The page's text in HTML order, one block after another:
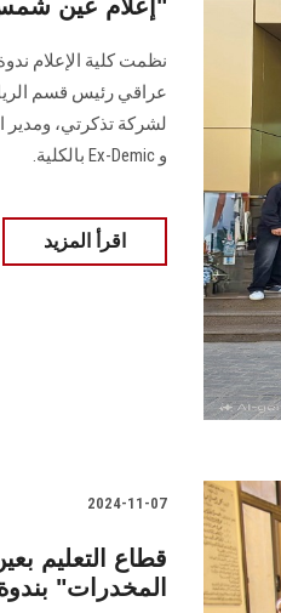
إعلام عين شمس تنظم ندوة عن "صناعة محتوى الإعلام الرياضي"
نظمت كلية الإعلام
عراقي رئيس قسم
اقرأ المزيد
2024-11-07
قطاع التعليم
المخدرات"